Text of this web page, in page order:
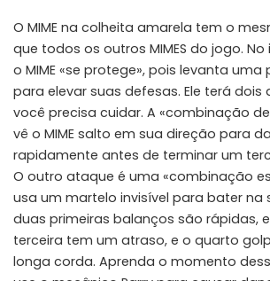
O MIME na colheita amarela tem o
que todos os outros MIMES do jogo.
o MIME «se protege», pois levanta uma
para elevar suas defesas. Ele terá dois
você precisa cuidar. A «combinação
vê o MIME salto em sua direção para
rapidamente antes de terminar um
O outro ataque é uma «combinação
usa um martelo invisível para bater na
duas primeiras balanços são rápidas,
terceira tem um atraso, e o quarto
longa corda. Aprenda o momento